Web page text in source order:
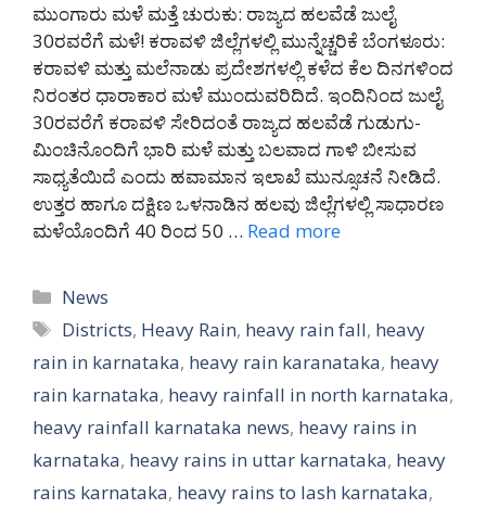
ಮುಂಗಾರು ಮಳೆ ಮತ್ತೆ ಚುರುಕು: ರಾಜ್ಯದ ಹಲವೆಡೆ ಜುಲೈ
30ರವರೆಗೆ ಮಳೆ! ಕರಾವಳಿ ಜಿಲ್ಲೆಗಳಲ್ಲಿ ಮುನ್ನೆಚ್ಚರಿಕೆ ಬೆಂಗಳೂರು:
ಕರಾವಳಿ ಮತ್ತು ಮಲೆನಾಡು ಪ್ರದೇಶಗಳಲ್ಲಿ ಕಳೆದ ಕೆಲ ದಿನಗಳಿಂದ
ನಿರಂತರ ಧಾರಾಕಾರ ಮಳೆ ಮುಂದುವರಿದಿದೆ. ಇಂದಿನಿಂದ ಜುಲೈ
30ರವರೆಗೆ ಕರಾವಳಿ ಸೇರಿದಂತೆ ರಾಜ್ಯದ ಹಲವೆಡೆ ಗುಡುಗು-
ಮಿಂಚಿನೊಂದಿಗೆ ಭಾರಿ ಮಳೆ ಮತ್ತು ಬಲವಾದ ಗಾಳಿ ಬೀಸುವ
ಸಾಧ್ಯತೆಯಿದೆ ಎಂದು ಹವಾಮಾನ ಇಲಾಖೆ ಮುನ್ಸೂಚನೆ ನೀಡಿದೆ.
ಉತ್ತರ ಹಾಗೂ ದಕ್ಷಿಣ ಒಳನಾಡಿನ ಹಲವು ಜಿಲ್ಲೆಗಳಲ್ಲಿ ಸಾಧಾರಣ
ಮಳೆಯೊಂದಿಗೆ 40 ರಿಂದ 50 … Read more
Categories
News
Tags
Districts, Heavy Rain, heavy rain fall, heavy
rain in karnataka, heavy rain karanataka, heavy
rain karnataka, heavy rainfall in north karnataka,
heavy rainfall karnataka news, heavy rains in
karnataka, heavy rains in uttar karnataka, heavy
rains karnataka, heavy rains to lash karnataka,